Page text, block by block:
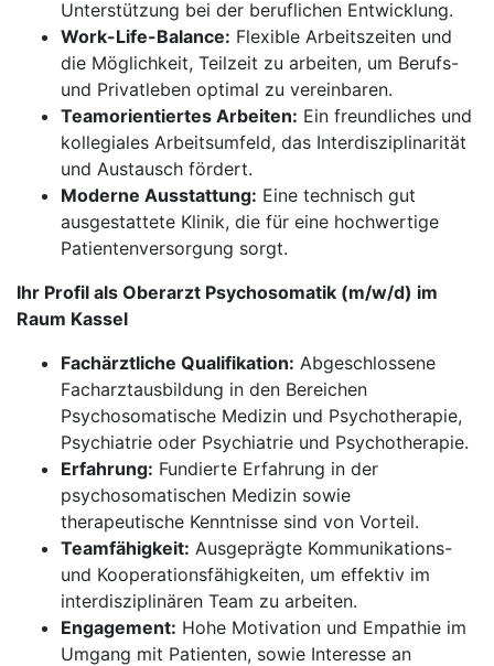
Unterstützung bei der beruflichen Entwicklung.
Work-Life-Balance: Flexible Arbeitszeiten und
die Möglichkeit, Teilzeit zu arbeiten, um Berufs-
und Privatleben optimal zu vereinbaren.
Teamorientiertes Arbeiten: Ein freundliches und
kollegiales Arbeitsumfeld, das Interdisziplinarität
und Austausch fördert.
Moderne Ausstattung: Eine technisch gut
ausgestattete Klinik, die für eine hochwertige
Patientenversorgung sorgt.
Ihr Profil als Oberarzt Psychosomatik (m/w/d) im
Raum Kassel
Fachärztliche Qualifikation: Abgeschlossene
Facharztausbildung in den Bereichen
Psychosomatische Medizin und Psychotherapie,
Psychiatrie oder Psychiatrie und Psychotherapie.
Erfahrung: Fundierte Erfahrung in der
psychosomatischen Medizin sowie
therapeutische Kenntnisse sind von Vorteil.
Teamfähigkeit: Ausgeprägte Kommunikations-
und Kooperationsfähigkeiten, um effektiv im
interdisziplinären Team zu arbeiten.
Engagement: Hohe Motivation und Empathie im
Umgang mit Patienten, sowie Interesse an